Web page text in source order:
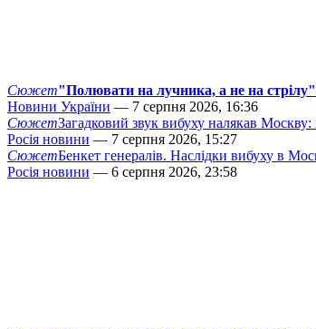
Сюжет"Полювати на лучника, а не на
Новини України — 7 серпня 2026, 16:36
СюжетЗагадковий звук вибуху налякав
Росія новини — 7 серпня 2026, 15:27
СюжетБенкет генералів. Наслідки вибуху в
Росія новини — 6 серпня 2026, 23:58